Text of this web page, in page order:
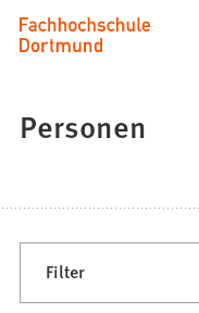
Inhalt anspringen
Fachhochschule
Dortmund
Studium,
Bewerbung
Personen
Filter